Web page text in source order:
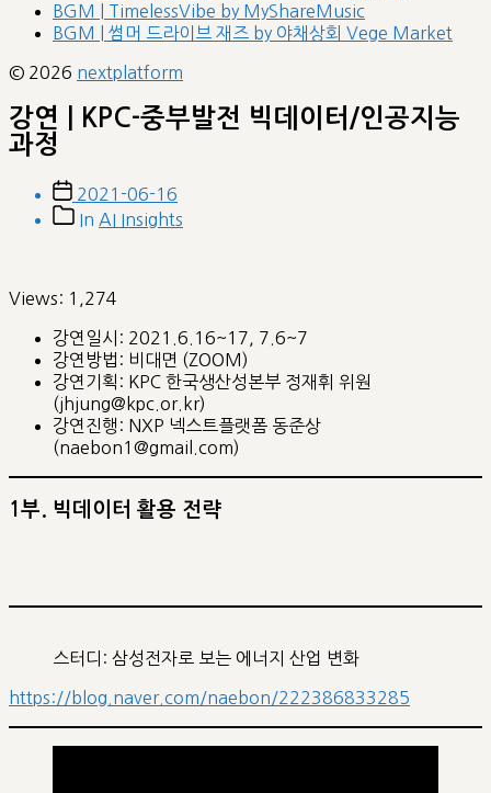
BGM | TimelessVibe by MyShareMusic
BGM | 썸머 드라이브 재즈 by 야채상회 Vege Market
© 2026 nextplatform
강연 | KPC-중부발전 빅데이터/인공지능
과정
Post
date
2021-06-16
PostIn AI Insights
Views: 1,274
강연일시: 2021.6.16~17, 7.6~7
강연방법: 비대면 (ZOOM)
강연기획: KPC 한국생산성본부 정재휘 위원
(jhjung@kpc.or.kr)
강연진행: NXP 넥스트플랫폼 동준상
(naebon1@gmail.com)
1부. 빅데이터 활용 전략
스터디: 삼성전자로 보는 에너지 산업 변화
https://blog.naver.com/naebon/222386833285